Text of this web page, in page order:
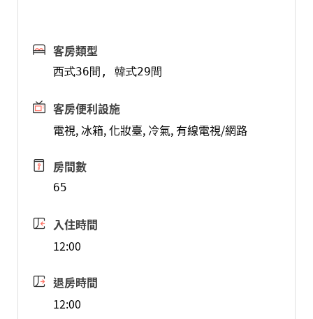
客房類型
客房便利設施
電視, 冰箱, 化妝臺, 冷氣, 有線電視/網路
房間數
65
入住時間
12:00
退房時間
12:00